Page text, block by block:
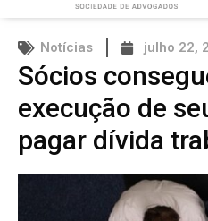
Notícias julho 22,
Sócios
execução de
pagar dívida